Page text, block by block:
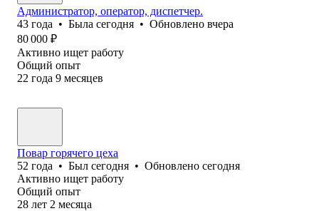
Администратор, оператор, диспетчер.
43 года • Была сегодня • Обновлено вчера
80 000 ₽
Активно ищет работу
Общий опыт
22 года 9 месяцев
Повар горячего цеха
52 года • Был сегодня • Обновлено сегодня
Активно ищет работу
Общий опыт
28 лет 2 месяца